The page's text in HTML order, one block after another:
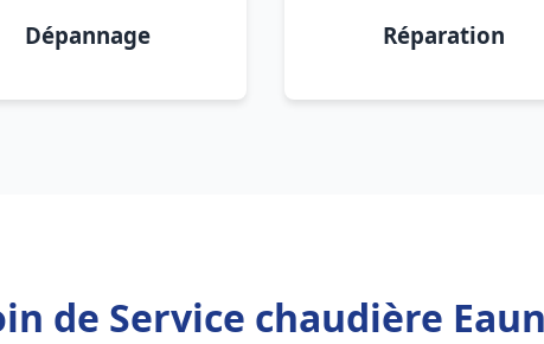
Dépannage Réparation
de Service chaudière